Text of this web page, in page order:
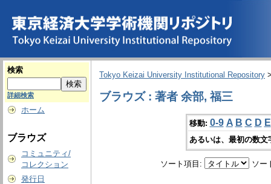
検索
詳細検索
ホーム
ブラウズ
コミュニティ/
コレクション
発行日
Tokyo Keizai University Institutional Repository
ブラウズ : 著者 余部, 福三
移動: 0-9 A B C D E
あるいは、最初の数
ソート項目: ソー